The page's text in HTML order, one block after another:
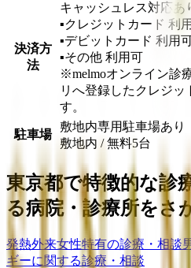
決済方
法
キャッシュレス対応あ
▪︎クレジットカード 利
▪︎デビットカード 利用
▪︎その他 利用可
※melmoオンライン診
リへ登録したクレジッ
す。
駐車場
敷地内専用駐車場あり
敷地内 / 無料5台
東京都で特徴的な診
る病院・診療所をさ
発熱外来女性特有の診療・相談
ギーに関する診療・相談